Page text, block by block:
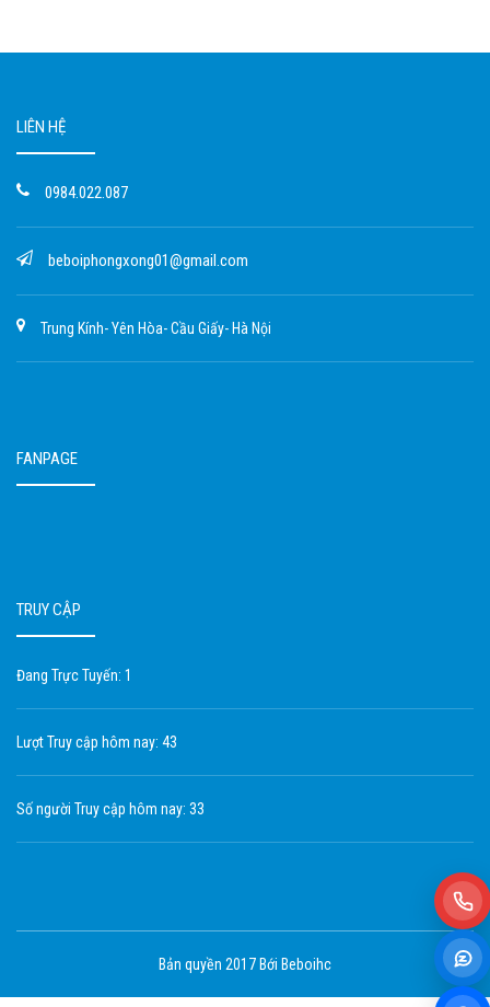
LIÊN HỆ
0984.022.087
beboiphongxong01@gmail.com
Trung Kính- Yên Hòa- Cầu Giấy- Hà Nội
FANPAGE
TRUY CẬP
Đang Trực Tuyến: 1
Lượt Truy cập hôm nay: 43
Số người Truy cập hôm nay: 33
Bản quyền 2017 Bới Beboihc